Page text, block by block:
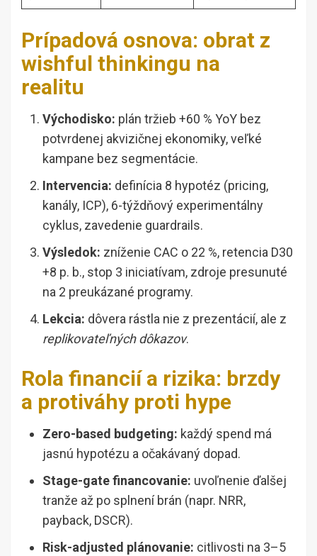
Prípadová osnova: obrat z
wishful thinkingu na
realitu
Východisko: plán tržieb +60 % YoY bez
potvrdenej akvizičnej ekonomiky, veľké
kampane bez segmentácie.
Intervencia: definícia 8 hypotéz (pricing,
kanály, ICP), 6-týždňový experimentálny
cyklus, zavedenie guardrails.
Výsledok: zníženie CAC o 22 %, retencia D30
+8 p. b., stop 3 iniciatívam, zdroje presunuté
na 2 preukázané programy.
Lekcia: dôvera rástla nie z prezentácií, ale z
replikovateľných dôkazov.
Rola financií a rizika: brzdy
a protiváhy proti hype
Zero-based budgeting: každý spend má
jasnú hypotézu a očakávaný dopad.
Stage-gate financovanie: uvoľnenie ďalšej
tranže až po splnení brán (napr. NRR,
payback, DSCR).
Risk-adjusted plánovanie: citlivosti na 3–5